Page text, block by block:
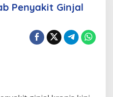
Penyakit Ginjal